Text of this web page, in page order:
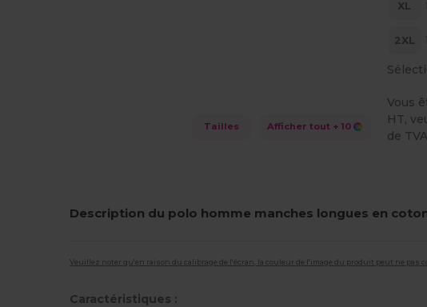
Tailles Afficher tout + 10
XL
2XL
Vous
HT,
de
Description du polo homme manches longues en
Veuillez noter qu'en raison du calibrage de l'écran, la couleur de l'image du produit peut ne pas
Caractéristiques :